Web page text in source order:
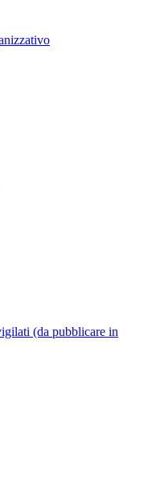
(da pubblicare in